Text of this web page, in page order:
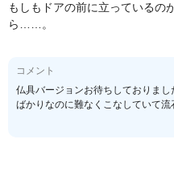
もしもドアの前に立っているの
ら……。
コメント
仏具バージョンお待ちしておりま
ばかりなのに難なくこなしていて